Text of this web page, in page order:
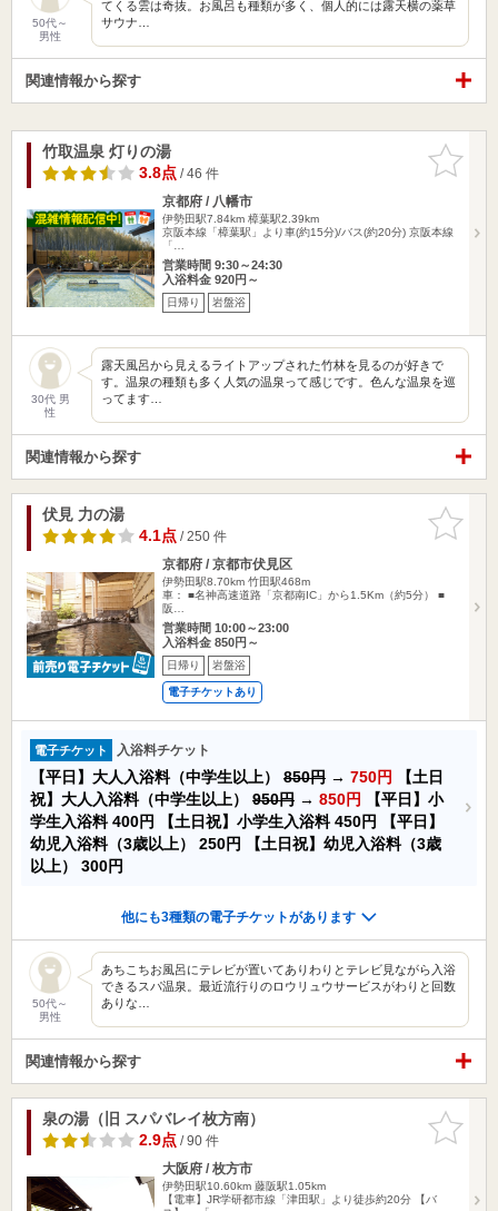
50代～
男性
てくる雲は奇抜。お風呂も種類が多く、個人的には露天横の薬草
サウナ…
関連情報から探す
お気に入
りに追加
竹取温泉 灯りの湯
3.8点/ 46 件
京都府 / 八幡市
伊勢田駅7.84km 樟葉駅2.39km
京阪本線「樟葉駅」より車(約15分)/バス(約20分) 京阪本線
「…
営業時間 9:30～24:30
入浴料金 920円～
日帰り 岩盤浴
30代 男
性
露天風呂から見えるライトアップされた竹林を見るのが好きで
す。温泉の種類も多く人気の温泉って感じです。色んな温泉を巡
ってます…
関連情報から探す
お気に入
りに追加
伏見 力の湯
4.1点/ 250 件
京都府 / 京都市伏見区
伊勢田駅8.70km 竹田駅468m
車： ■名神高速道路「京都南IC」から1.5Km（約5分） ■
阪…
営業時間 10:00～23:00
入浴料金 850円～
日帰り 岩盤浴
電子チケットあり
電子チケット 入浴料チケット
【平日】大人入浴料（中学生以上） 850円 → 750円
【土日
祝】大人入浴料（中学生以上） 950円 → 850円
【平日】小
学生入浴料400円 【土日祝】小学生入浴料450円
【平日】
幼児入浴料（3歳以上） 250円
【土日祝】幼児入浴料（3歳
以上） 300円
他にも3種類の電子チケットがあります
50代～
男性
あちこちお風呂にテレビが置いてありわりとテレビ見ながら入浴
できるスパ温泉。最近流行りのロウリュウサービスがわりと回数
ありな…
関連情報から探す
お気に入
りに追加
泉の湯（旧 スパバレイ枚方南）
2.9点/ 90 件
大阪府 / 枚方市
伊勢田駅10.60km 藤阪駅1.05km
【電車】JR学研都市線「津田駅」より徒歩約20分 【バ